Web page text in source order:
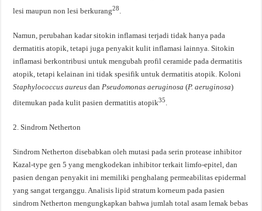
lesi maupun non lesi berkurang28.
Namun, perubahan kadar sitokin inflamasi terjadi tidak hanya pada
dermatitis atopik, tetapi juga penyakit kulit inflamasi lainnya. Sitokin
inflamasi berkontribusi untuk mengubah profil ceramide pada dermatitis
atopik, tetapi kelainan ini tidak spesifik untuk dermatitis atopik. Koloni
Staphylococcus aureus danPseudomonas aeruginosa (P. aeruginosa)
ditemukan pada kulit pasien dermatitis atopik35.
2. Sindrom Netherton
Sindrom Netherton disebabkan oleh mutasi pada serin protease inhibitor
Kazal-type gen 5 yang mengkodekan inhibitor terkait limfo-epitel, dan
pasien dengan penyakit ini memiliki penghalang permeabilitas epidermal
yang sangat terganggu. Analisis lipid stratum korneum pada pasien
sindrom Netherton mengungkapkan bahwa jumlah total asam lemak bebas